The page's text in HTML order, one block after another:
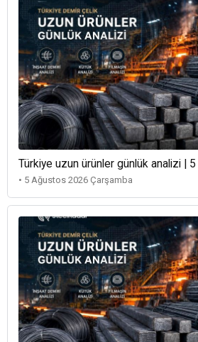
Türkiye uzun ürünler günlük analizi |
• 5 Ağustos 2026 Çarşamba